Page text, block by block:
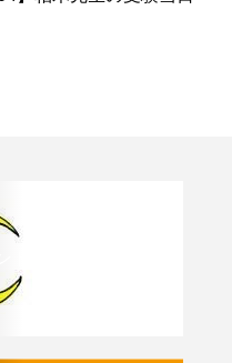
ト